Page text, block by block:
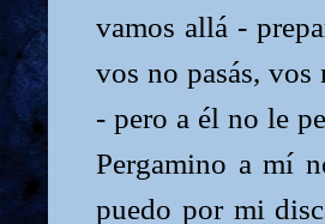
vamos allá -
vos no pasás,
- pero a él no le
Pergamino a mí
puedo por mi